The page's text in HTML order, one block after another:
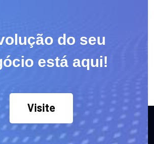
do seu
está aqui!
Visite